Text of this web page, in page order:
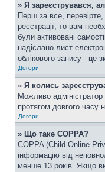
» Я зареєструвався,
Перш за все,
реєстрації, то вам
були активовані
надіслано лист
облікового запису -
Догори
» Я колись
Можливо
протягом довгого часу
Догори
» Що таке COPPA?
COPPA (Child Online
інформацію від
менше 13 років. Якщо